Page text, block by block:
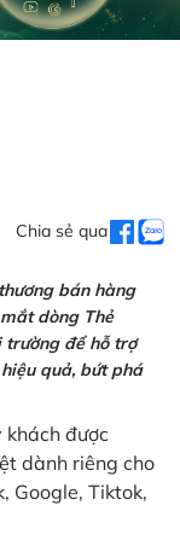
Chia sẻ qua
bán hàng
dòng Thẻ
trường để hỗ trợ
quả, bứt phá
được
dành riêng cho
Google, Tiktok,